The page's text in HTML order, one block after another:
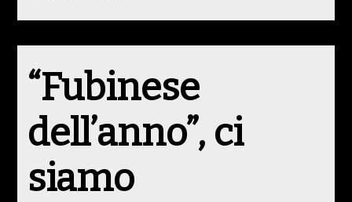
“Fubinese
dell’anno”, ci
siamo